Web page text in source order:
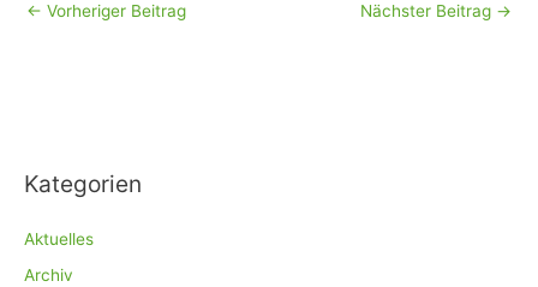
← Vorheriger Beitrag Nächster Beitrag →
Kategorien
Aktuelles
Archiv